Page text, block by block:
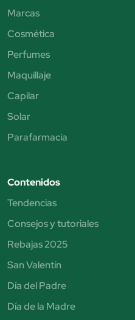
Marcas
Cosmética
Perfumes
Maquillaje
Capilar
Solar
Parafarmacia
Contenidos
Tendencias
Consejos y tutoriales
Rebajas 2025
San Valentín
Día del Padre
Día de la Madre